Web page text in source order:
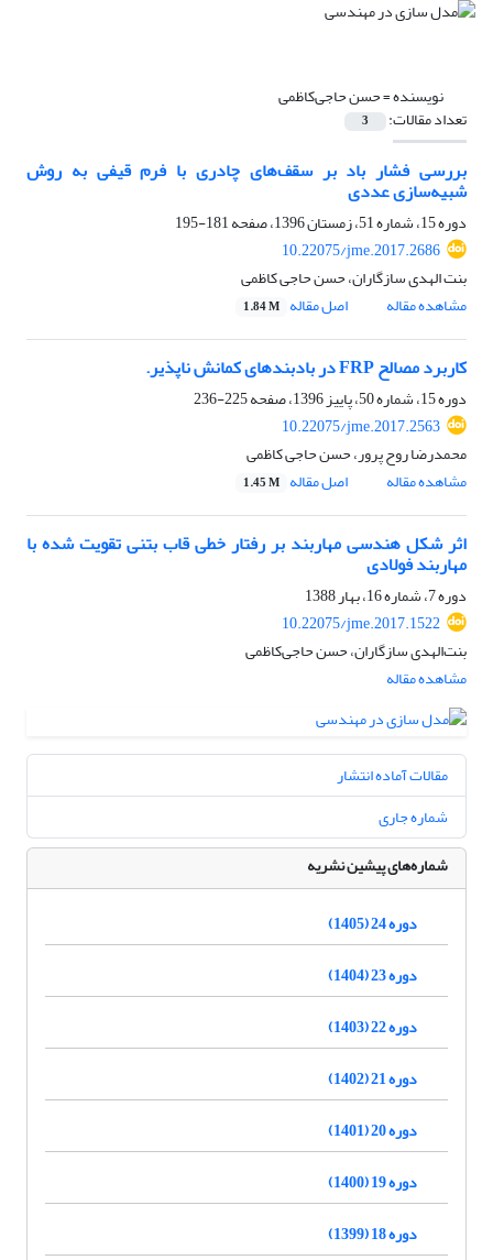
نویسنده =حسن حاجی‌کاظمی
تعداد مقالات: 3
بررسی فشار باد بر سقف‌های چادری با فرم قیفی به روش
شبیه‌سازی عددی
دوره 15، شماره 51، زمستان 1396، صفحه
181-195
10.22075/jme.2017.2686
بنت الهدی سازگاران، حسن حاجی کاظمی
مشاهده مقاله
اصل مقاله 1.84 M
کاربرد مصالح FRP در بادبندهای کمانش ناپذیر.
دوره 15، شماره 50، پاییز 1396، صفحه
225-236
10.22075/jme.2017.2563
محمدرضا روح پرور، حسن حاجی کاظمی
مشاهده مقاله
اصل مقاله 1.45 M
اثر شکل هندسی مهاربند بر رفتار خطی قاب بتنی تقویت شده با
مهاربند فولادی
دوره 7، شماره 16، بهار 1388
10.22075/jme.2017.1522
بنت‌الهدی سازگاران، حسن حاجی‌کاظمی
مشاهده مقاله
مقالات آماده انتشار
شماره جاری
شماره‌های پیشین نشریه
دوره 24 (1405)
دوره 23 (1404)
دوره 22 (1403)
دوره 21 (1402)
دوره 20 (1401)
دوره 19 (1400)
دوره 18 (1399)